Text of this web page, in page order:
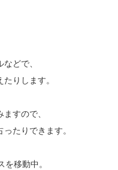
どで、
りします。
すので、
たりできます。
移動中。